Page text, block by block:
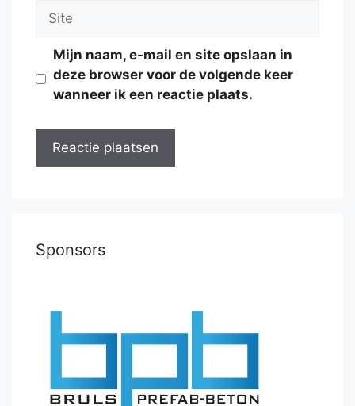
Site
Mijn naam, e-mail en site opslaan in
deze browser voor de volgende keer
wanneer ik een reactie plaats.
Sponsors